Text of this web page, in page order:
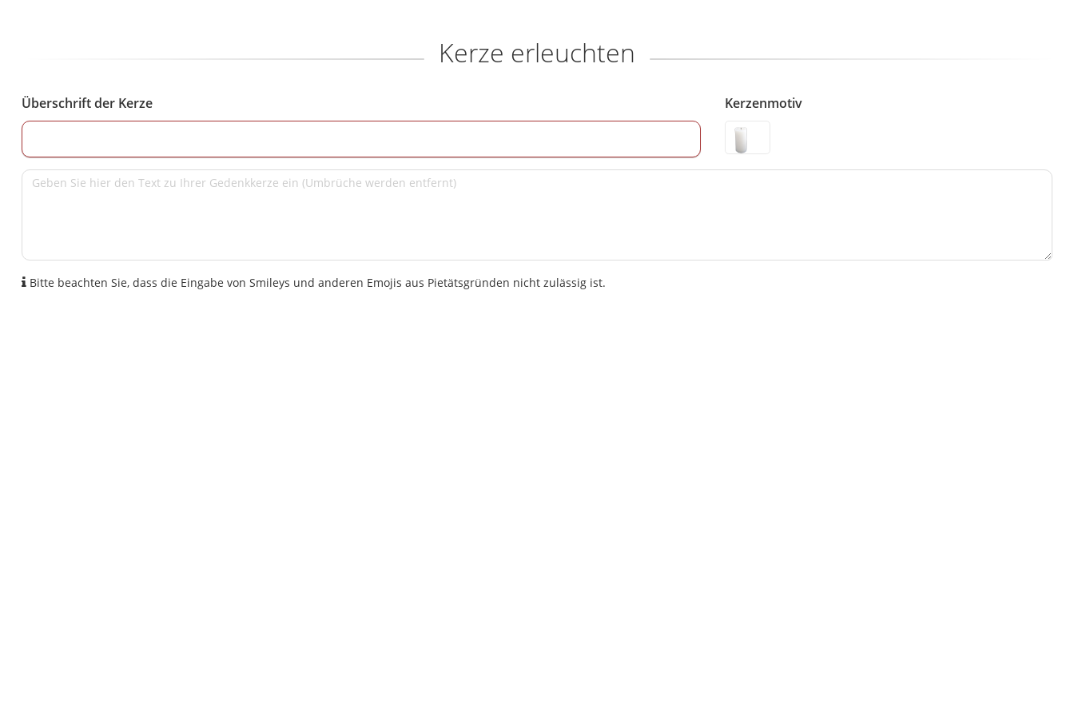
Kerze erleuchten
Überschrift der Kerze Kerzenmotiv
Bitte beachten Sie, dass die Eingabe von Smileys und anderen Emojis aus Pietätsgründen nicht zulässig ist.